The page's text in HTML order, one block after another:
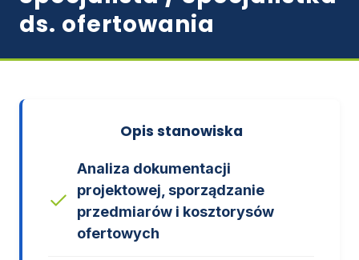
ds. ofertowania
Opis stanowiska
Analiza dokumentacji
projektowej, sporządzanie
przedmiarów i kosztorysów
ofertowych